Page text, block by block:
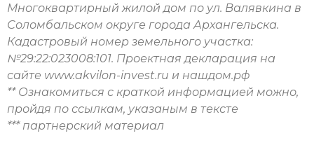
Многоквартирный жилой дом по ул. Валявкина в
Соломбальском округе города Архангельска.
Кадастровый номер земельного участка:
№29:22:023008:101. Проектная декларация на
сайте www.akvilon-invest.ru и нашдом.рф
** Ознакомиться с краткой информацией можно,
пройдя по ссылкам, указаным в тексте
*** партнерский материал